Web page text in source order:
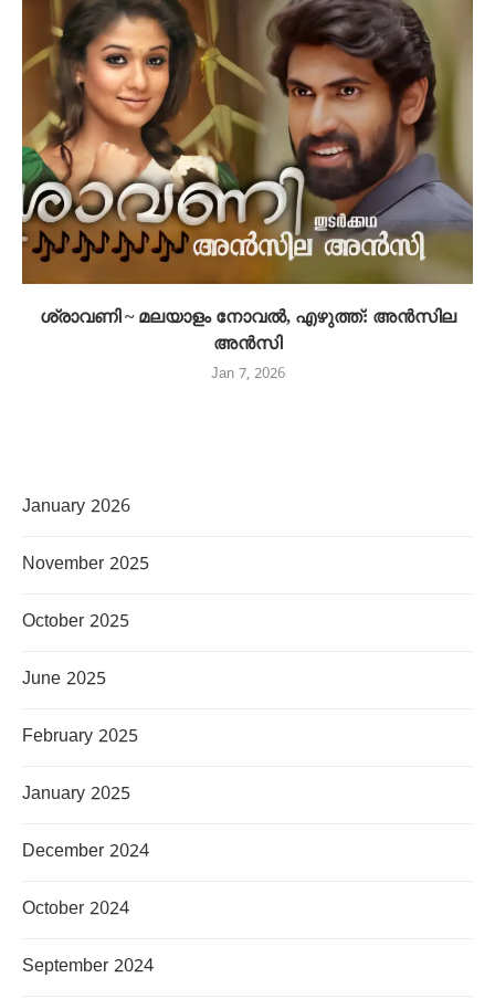
ശ്രാവണി ~ മലയാളം നോവൽ, എഴുത്ത്: അൻസില
അൻസി
Jan 7, 2026
January 2026
November 2025
October 2025
June 2025
February 2025
January 2025
December 2024
October 2024
September 2024